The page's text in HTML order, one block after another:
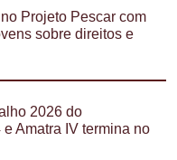
Projeto Pescar com
sobre direitos e
2026 do
Amatra IV termina no